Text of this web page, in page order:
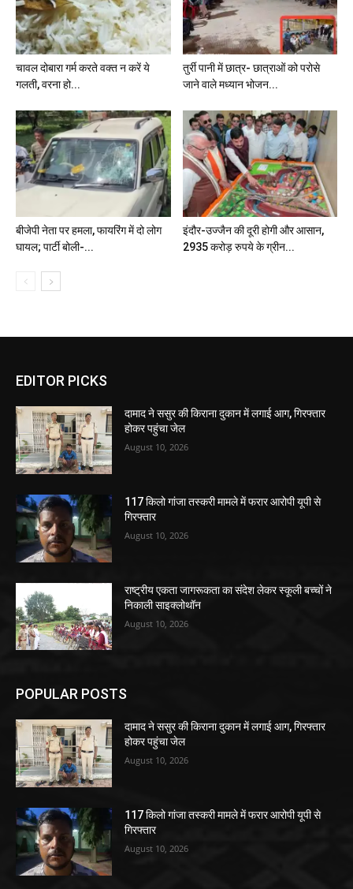
चावल दोबारा गर्म करते वक्त न करें ये
गलती, वरना हो...
तुर्री पानी में छात्र- छात्राओं को परोसे
जाने वाले मध्यान भोजन...
बीजेपी नेता पर हमला, फायरिंग में दो लोग
घायल; पार्टी बोली-...
इंदौर-उज्जैन की दूरी होगी और आसान,
2935 करोड़ रुपये के ग्रीन...
EDITOR PICKS
दामाद ने ससुर की किराना दुकान में लगाई आग, गिरफ्तार
होकर पहुंचा जेल
August 10, 2026
117 किलो गांजा तस्करी मामले में फरार आरोपी यूपी से
गिरफ्तार
August 10, 2026
राष्ट्रीय एकता जागरूकता का संदेश लेकर स्कूली बच्चों ने
निकाली साइक्लोथॉन
August 10, 2026
POPULAR POSTS
दामाद ने ससुर की किराना दुकान में लगाई आग, गिरफ्तार
होकर पहुंचा जेल
August 10, 2026
117 किलो गांजा तस्करी मामले में फरार आरोपी यूपी से
गिरफ्तार
August 10, 2026